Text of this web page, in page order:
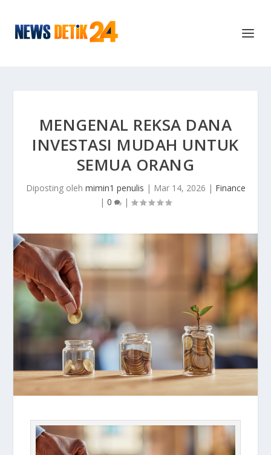
MENGENAL REKSA DANA
INVESTASI MUDAH UNTUK
SEMUA ORANG
Diposting oleh mimin1 penulis | Mar 14, 2026 | Finance
| 0 |